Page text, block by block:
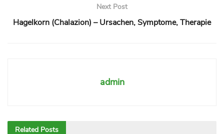
Next Post
Hagelkorn (Chalazion) – Ursachen, Symptome, Therapie
admin
Related Posts